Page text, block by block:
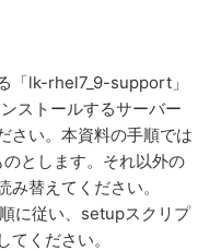
「lk-rhel7_9-support」
ストールするサーバー
さい。本資料の手順では
とします。それ以外の
替えてください。
に従い、setupスクリプ
てください。